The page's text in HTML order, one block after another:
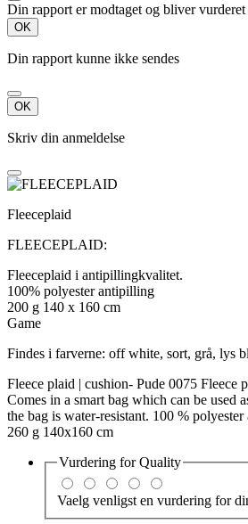
Din rapport er modtaget og bliver vurderet
OK
Din rapport kunne ikke sendes
OK
Skriv din anmeldelse
Fleeceplaid
FLEECEPLAID:
Fleeceplaid i antipillingkvalitet.
100% polyester antipilling
200 g 140 x 160 cm
Game
Findes i farverne: off white, sort, grå, lys
Fleece plaid | cushion- Pude 0075 Fleece
Comes in a smart bag which can be used
the bag is water-resistant. 100 %
260 g 140x160 cm
Vurdering forQuality
Vaelg venligst en vurdering for